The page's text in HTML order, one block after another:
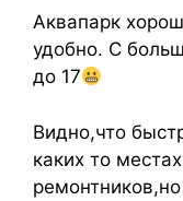
Аквапарк
удобно. С
до 17
Видно,что
каких то